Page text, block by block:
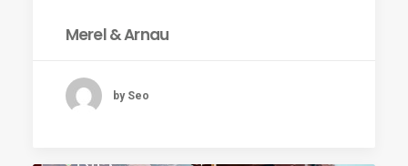
Merel & Arnau
by Seo